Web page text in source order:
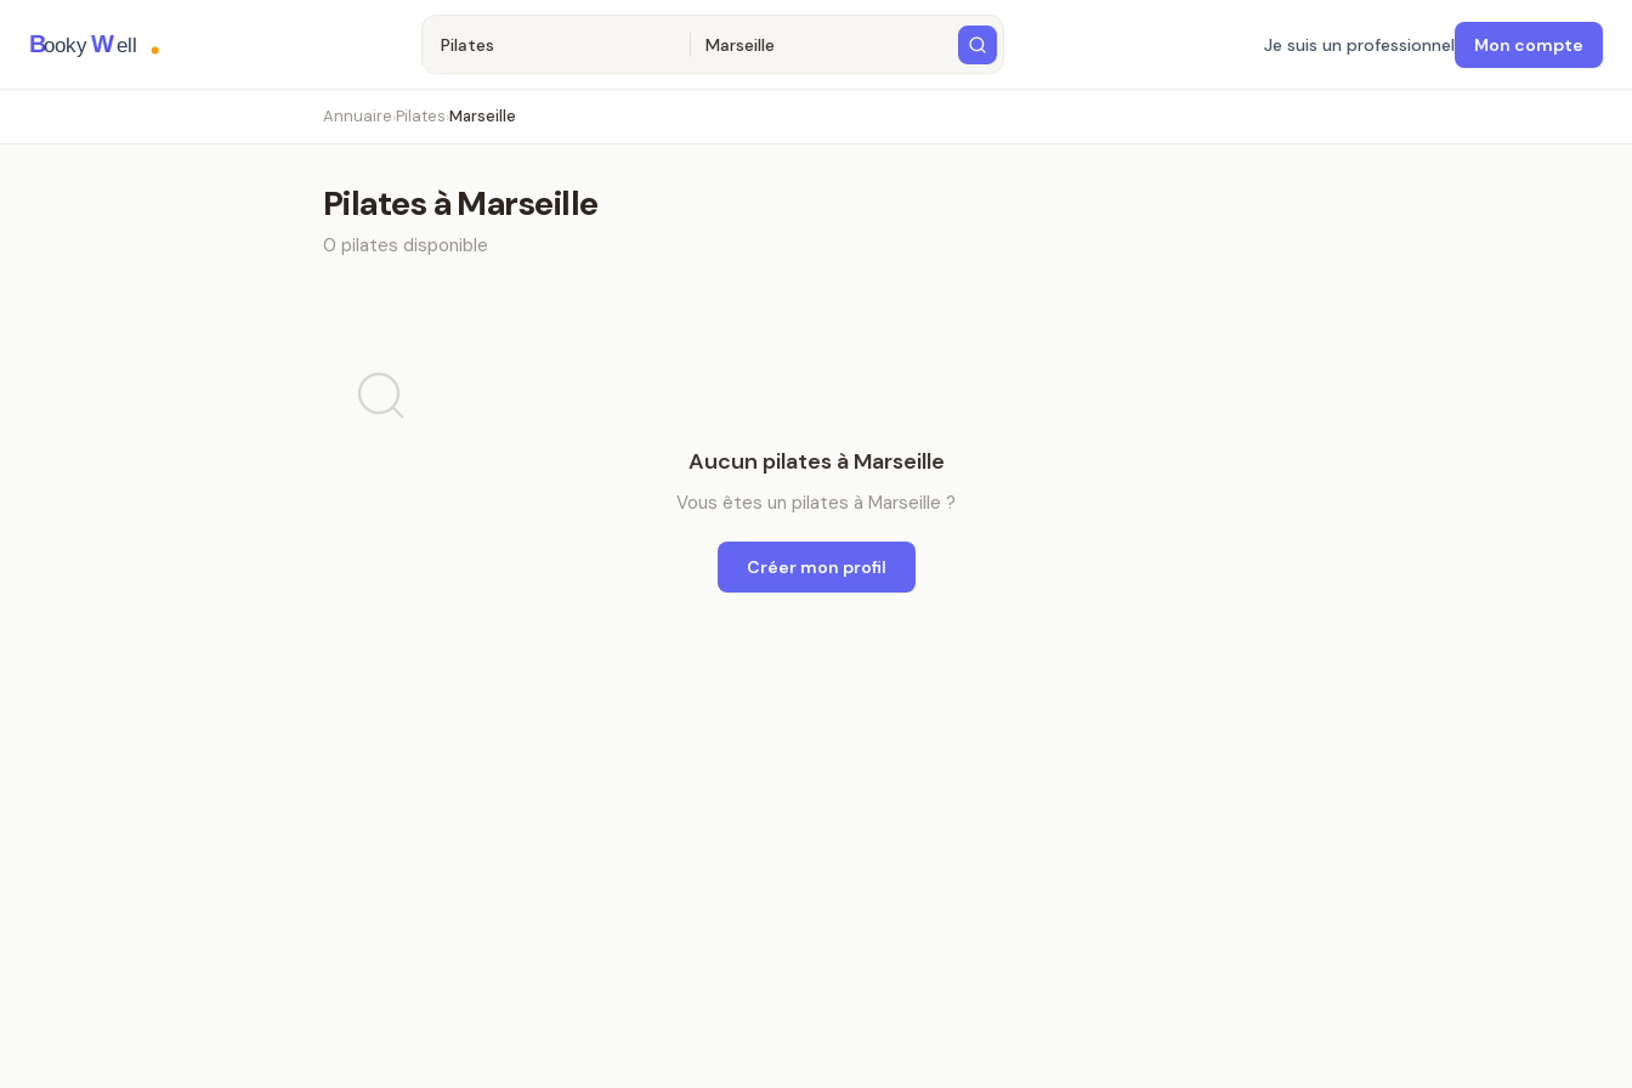
BookyWell Je suis un professionnel Mon compte
Annuaire›Pilates›Marseille
PilatesàMarseille
0 pilates disponible
Aucun pilatesà Marseille
Vous êtes un pilates à Marseille ?
Créer mon profil